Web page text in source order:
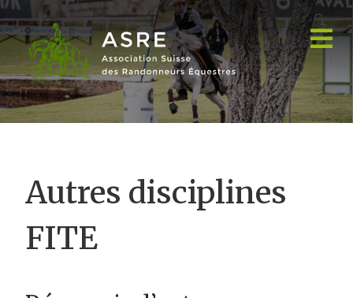
Autres disciplines
FITE